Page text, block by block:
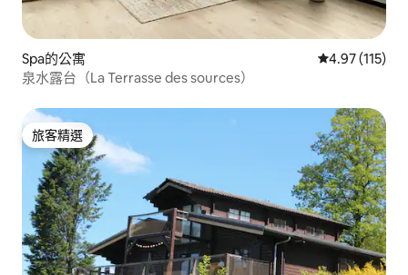
Spa的公寓 從 115 則評價
4.97 (115)
泉水露台（La Terrasse des sources）
旅客精選
旅客精選